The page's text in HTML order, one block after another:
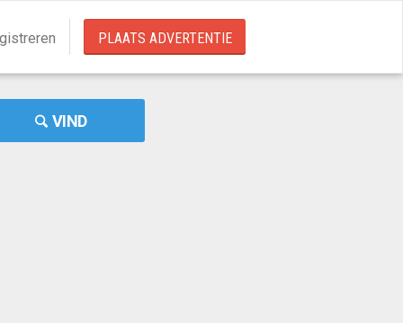
PLAATS ADVERTENTIE
VIND